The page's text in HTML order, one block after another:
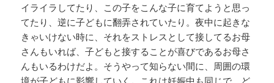
イライラしてたり、この子をこんな子に育てようと思っ
てたり、逆に子どもに翻弄されていたり。夜中に起きな
きゃいけない時に、それをストレスとして接してるお母
さんもいれば、子どもと接することが喜びであるお母さ
んもいるわけだよ。そうやって知らない間に、周囲の環
境が子どもに影響していく。これは妊娠中も同じで、ど